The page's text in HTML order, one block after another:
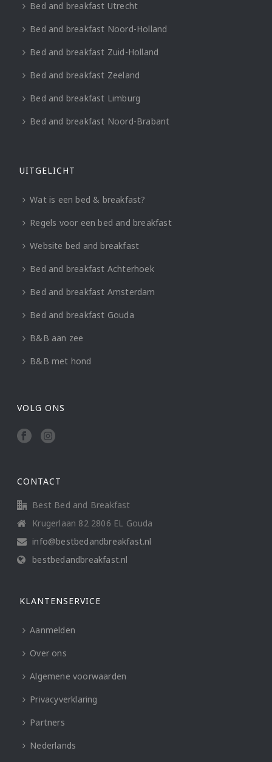
Bed and breakfast Utrecht
Bed and breakfast Noord-Holland
Bed and breakfast Zuid-Holland
Bed and breakfast Zeeland
Bed and breakfast Limburg
Bed and breakfast Noord-Brabant
UITGELICHT
Wat is een bed & breakfast?
Regels voor een bed and breakfast
Website bed and breakfast
Bed and breakfast Achterhoek
Bed and breakfast Amsterdam
Bed and breakfast Gouda
B&B aan zee
B&B met hond
VOLG ONS
CONTACT
Best Bed and Breakfast
Krugerlaan 82 2806 EL Gouda
info@bestbedandbreakfast.nl
bestbedandbreakfast.nl
KLANTENSERVICE
Aanmelden
Over ons
Algemene voorwaarden
Privacyverklaring
Partners
Nederlands